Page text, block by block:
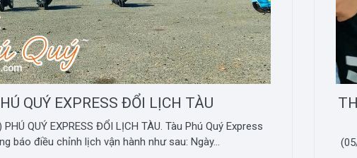
QUÝ EXPRESS ĐỔI LỊCH TÀU
QUÝ EXPRESS ĐỔI LỊCH TÀU. Tàu Phú Quý Express
báo điều chỉnh lịch vận hành như sau: Ngày...